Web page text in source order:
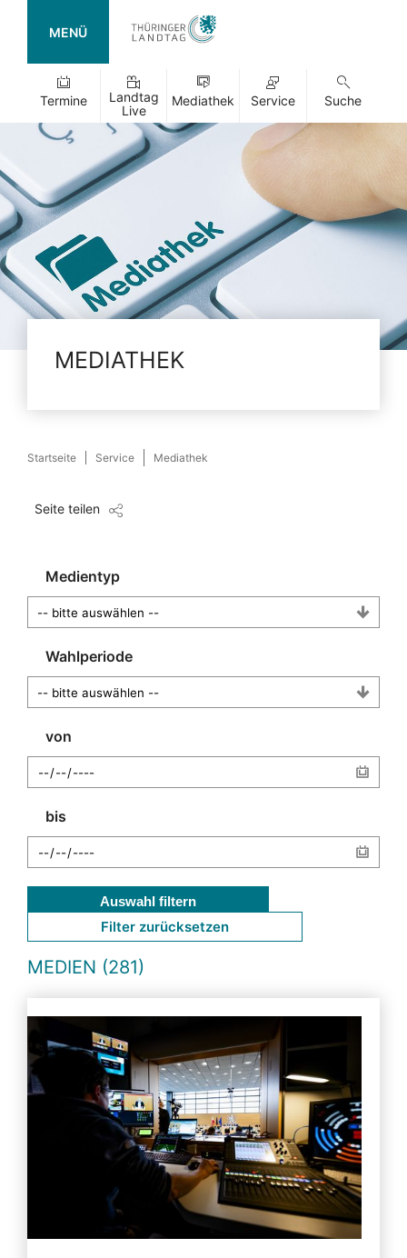
MENÜ
Termine
Landtag
Live
Mediathek Service Suche
MEDIATHEK
Startseite Service Mediathek
Seite teilen
Medientyp
Wahlperiode
von
bis
Auswahl filtern
Filter zurücksetzen
MEDIEN (281)